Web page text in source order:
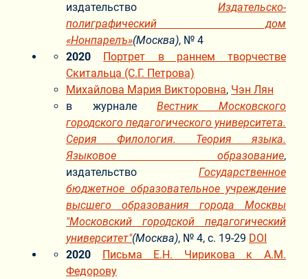
издательство Издательско-
полиграфический дом
«Нонпарелъ»(Москва), № 4
2020 Портрет в раннем творчестве
Скитальца (С.Г. Петрова)
Михайлова Мария Викторовна, Чэн Лян
в журналеВестник Московского
городского педагогического университета.
Серия Филология. Теория языка.
Языковое образование,
издательство Государственное
бюджетное образовательное учреждение
высшего образования города Москвы
"Московский городской педагогический
университет"(Москва), № 4, с. 19-29 DOI
2020
Письма Е.Н. Чирикова к А.М.
Федорову